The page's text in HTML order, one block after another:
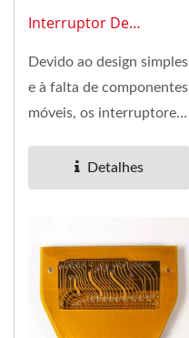
Interruptor De
Devido ao design simples
e à falta de componentes
móveis, os interruptores
Detalhes